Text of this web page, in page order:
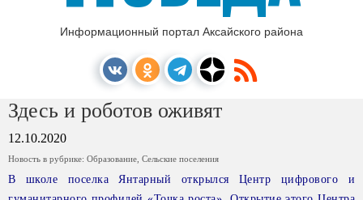
Информационный портал Аксайского района
Здесь и роботов оживят
12.10.2020
Новость в рубрике: Образование Сельские поселения
В школе поселка Янтарный открылся Центр цифрового и